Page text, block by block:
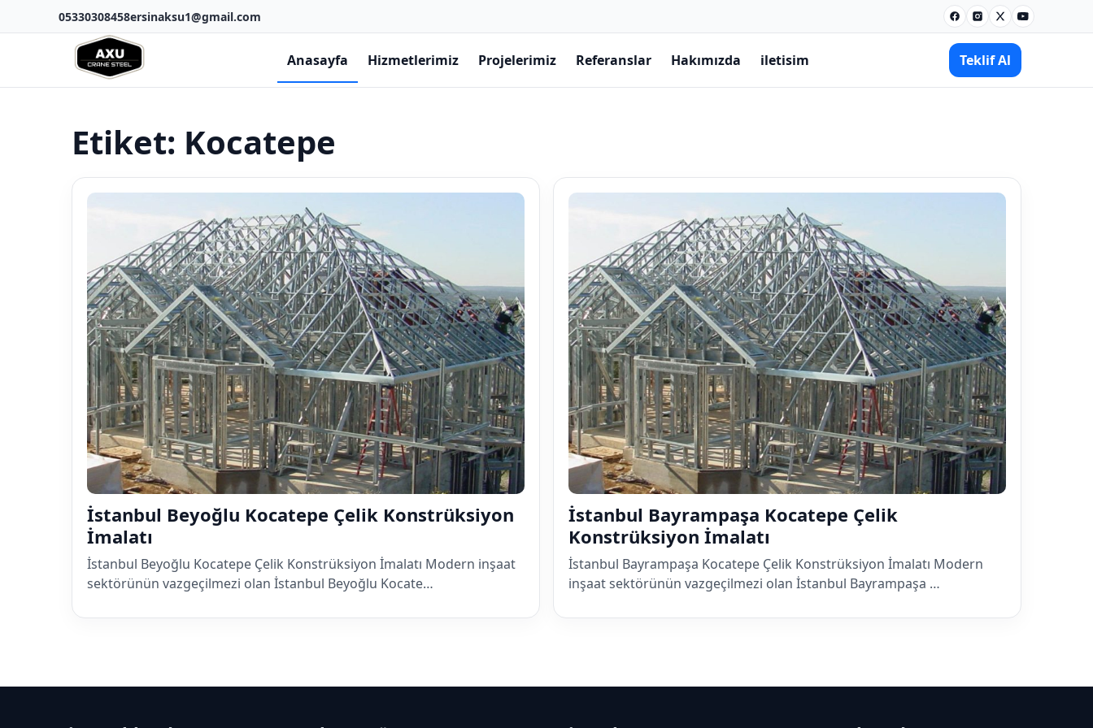
05330308458ersinaksu1@gmail.com Facebook
Instagram
X Youtube
Anasayfa Hizmetlerimiz Projelerimiz Referanslar Hakımızda iletisim Teklif Al
Etiket: Kocatepe
İstanbul Beyoğlu Kocatepe Çelik Konstrüksiyon
İmalatı
İstanbul Beyoğlu Kocatepe Çelik Konstrüksiyon İmalatı Modern inşaat
sektörünün vazgeçilmezi olan İstanbul Beyoğlu Kocate…
İstanbul Bayrampaşa Kocatepe Çelik
Konstrüksiyon İmalatı
İstanbul Bayrampaşa Kocatepe Çelik Konstrüksiyon İmalatı Modern
inşaat sektörünün vazgeçilmezi olan İstanbul Bayrampaşa …